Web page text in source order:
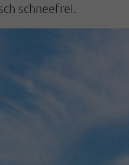
schneefrei.